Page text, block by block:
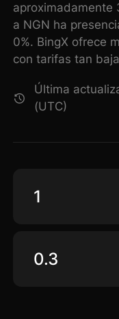
aproximadamente
a NGN ha
0%. BingX ofrece
con tarifas tan
Última
(UTC)